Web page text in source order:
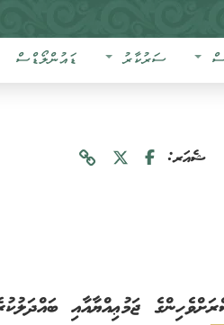
ސަރުކާރު ޑައުންލޯޑްސް
ޝެއަރ:
ޖަމުޢިއްޔާއާއި